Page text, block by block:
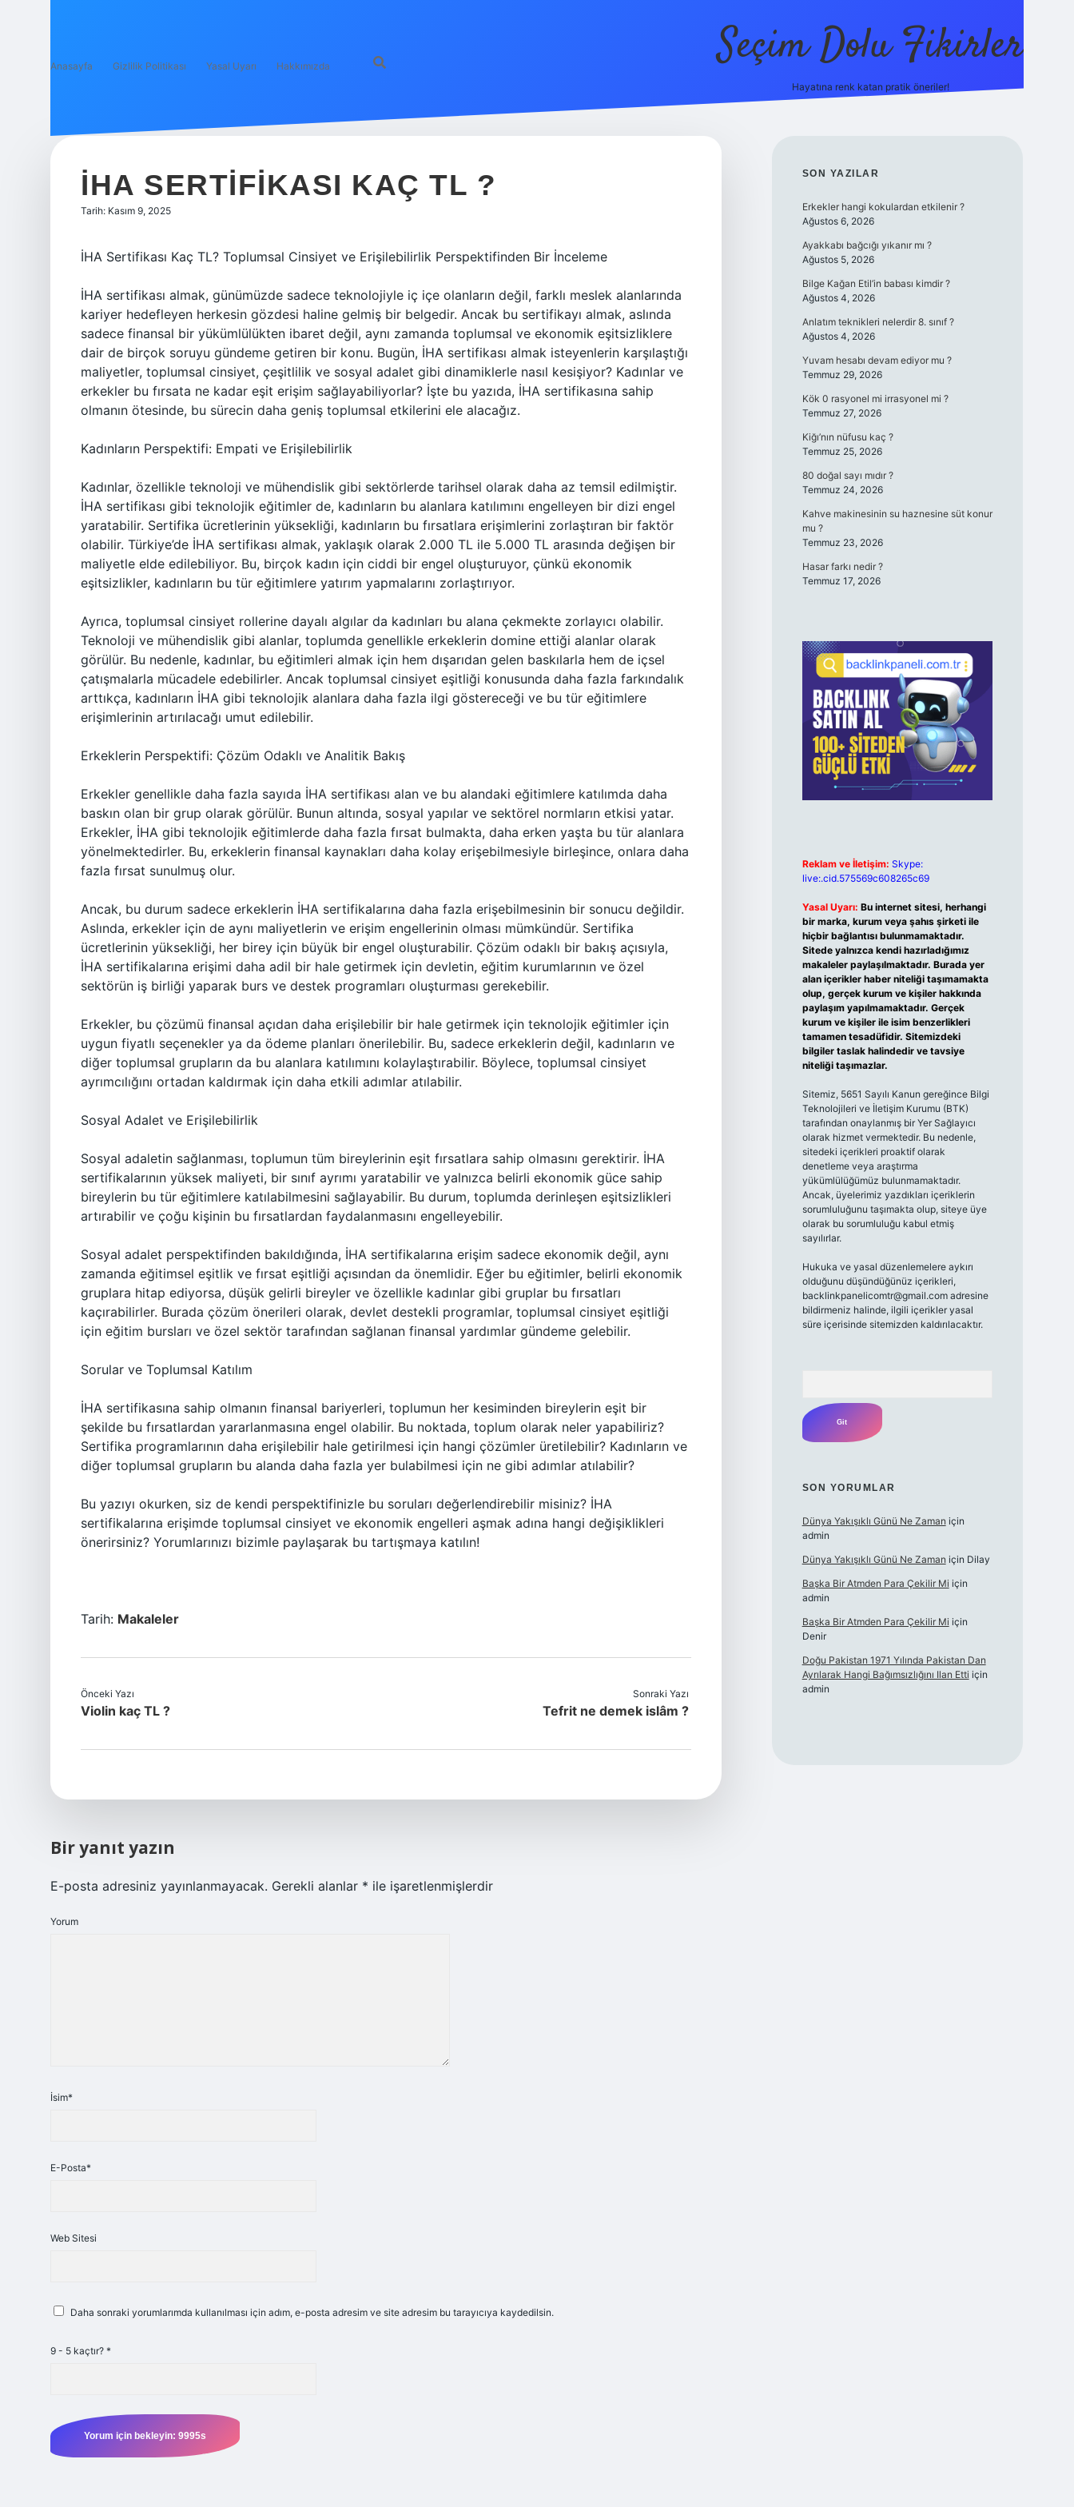
Anasayfa Gizlilik Politikası Yasal Uyarı Hakkımızda Seçim Dolu Fikirler
Hayatına renk katan pratik öneriler!
İHA SERTIFIKASI KAÇ TL ?
Tarih: Kasım 9, 2025
İHA Sertifikası Kaç TL? Toplumsal Cinsiyet ve Erişilebilirlik Perspektifinden Bir İnceleme
İHA sertifikası almak, günümüzde sadece teknolojiyle iç içe olanların değil, farklı meslek alanlarında
kariyer hedefleyen herkesin gözdesi haline gelmiş bir belgedir. Ancak bu sertifikayı almak, aslında
sadece finansal bir yükümlülükten ibaret değil, aynı zamanda toplumsal ve ekonomik eşitsizliklere
dair de birçok soruyu gündeme getiren bir konu. Bugün, İHA sertifikası almak isteyenlerin karşılaştığı
maliyetler, toplumsal cinsiyet, çeşitlilik ve sosyal adalet gibi dinamiklerle nasıl kesişiyor? Kadınlar ve
erkekler bu fırsata ne kadar eşit erişim sağlayabiliyorlar? İşte bu yazıda, İHA sertifikasına sahip
olmanın ötesinde, bu sürecin daha geniş toplumsal etkilerini ele alacağız.
Kadınların Perspektifi: Empati ve Erişilebilirlik
Kadınlar, özellikle teknoloji ve mühendislik gibi sektörlerde tarihsel olarak daha az temsil edilmiştir.
İHA sertifikası gibi teknolojik eğitimler de, kadınların bu alanlara katılımını engelleyen bir dizi engel
yaratabilir. Sertifika ücretlerinin yüksekliği, kadınların bu fırsatlara erişimlerini zorlaştıran bir faktör
olabilir. Türkiye’de İHA sertifikası almak, yaklaşık olarak 2.000 TL ile 5.000 TL arasında değişen bir
maliyetle elde edilebiliyor. Bu, birçok kadın için ciddi bir engel oluşturuyor, çünkü ekonomik
eşitsizlikler, kadınların bu tür eğitimlere yatırım yapmalarını zorlaştırıyor.
Ayrıca, toplumsal cinsiyet rollerine dayalı algılar da kadınları bu alana çekmekte zorlayıcı olabilir.
Teknoloji ve mühendislik gibi alanlar, toplumda genellikle erkeklerin domine ettiği alanlar olarak
görülür. Bu nedenle, kadınlar, bu eğitimleri almak için hem dışarıdan gelen baskılarla hem de içsel
çatışmalarla mücadele edebilirler. Ancak toplumsal cinsiyet eşitliği konusunda daha fazla farkındalık
arttıkça, kadınların İHA gibi teknolojik alanlara daha fazla ilgi göstereceği ve bu tür eğitimlere
erişimlerinin artırılacağı umut edilebilir.
Erkeklerin Perspektifi: Çözüm Odaklı ve Analitik Bakış
Erkekler genellikle daha fazla sayıda İHA sertifikası alan ve bu alandaki eğitimlere katılımda daha
baskın olan bir grup olarak görülür. Bunun altında, sosyal yapılar ve sektörel normların etkisi yatar.
Erkekler, İHA gibi teknolojik eğitimlerde daha fazla fırsat bulmakta, daha erken yaşta bu tür alanlara
yönelmektedirler. Bu, erkeklerin finansal kaynakları daha kolay erişebilmesiyle birleşince, onlara daha
fazla fırsat sunulmuş olur.
Ancak, bu durum sadece erkeklerin İHA sertifikalarına daha fazla erişebilmesinin bir sonucu değildir.
Aslında, erkekler için de aynı maliyetlerin ve erişim engellerinin olması mümkündür. Sertifika
ücretlerinin yüksekliği, her birey için büyük bir engel oluşturabilir. Çözüm odaklı bir bakış açısıyla,
İHA sertifikalarına erişimi daha adil bir hale getirmek için devletin, eğitim kurumlarının ve özel
sektörün iş birliği yaparak burs ve destek programları oluşturması gerekebilir.
Erkekler, bu çözümü finansal açıdan daha erişilebilir bir hale getirmek için teknolojik eğitimler için
uygun fiyatlı seçenekler ya da ödeme planları önerilebilir. Bu, sadece erkeklerin değil, kadınların ve
diğer toplumsal grupların da bu alanlara katılımını kolaylaştırabilir. Böylece, toplumsal cinsiyet
ayrımcılığını ortadan kaldırmak için daha etkili adımlar atılabilir.
Sosyal Adalet ve Erişilebilirlik
Sosyal adaletin sağlanması, toplumun tüm bireylerinin eşit fırsatlara sahip olmasını gerektirir. İHA
sertifikalarının yüksek maliyeti, bir sınıf ayrımı yaratabilir ve yalnızca belirli ekonomik güce sahip
bireylerin bu tür eğitimlere katılabilmesini sağlayabilir. Bu durum, toplumda derinleşen eşitsizlikleri
artırabilir ve çoğu kişinin bu fırsatlardan faydalanmasını engelleyebilir.
Sosyal adalet perspektifinden bakıldığında, İHA sertifikalarına erişim sadece ekonomik değil, aynı
zamanda eğitimsel eşitlik ve fırsat eşitliği açısından da önemlidir. Eğer bu eğitimler, belirli ekonomik
gruplara hitap ediyorsa, düşük gelirli bireyler ve özellikle kadınlar gibi gruplar bu fırsatları
kaçırabilirler. Burada çözüm önerileri olarak, devlet destekli programlar, toplumsal cinsiyet eşitliği
için eğitim bursları ve özel sektör tarafından sağlanan finansal yardımlar gündeme gelebilir.
Sorular ve Toplumsal Katılım
İHA sertifikasına sahip olmanın finansal bariyerleri, toplumun her kesiminden bireylerin eşit bir
şekilde bu fırsatlardan yararlanmasına engel olabilir. Bu noktada, toplum olarak neler yapabiliriz?
Sertifika programlarının daha erişilebilir hale getirilmesi için hangi çözümler üretilebilir? Kadınların ve
diğer toplumsal grupların bu alanda daha fazla yer bulabilmesi için ne gibi adımlar atılabilir?
Bu yazıyı okurken, siz de kendi perspektifinizle bu soruları değerlendirebilir misiniz? İHA
sertifikalarına erişimde toplumsal cinsiyet ve ekonomik engelleri aşmak adına hangi değişiklikleri
önerirsiniz? Yorumlarınızı bizimle paylaşarak bu tartışmaya katılın!
Tarih: Makaleler
Önceki Yazı
Violin kaç TL ?
Sonraki Yazı
Tefrit ne demek islâm ?
Bir yanıt yazın
E-posta adresiniz yayınlanmayacak. Gerekli alanlar * ile işaretlenmişlerdir
Yorum
İsim*
E-Posta*
Web Sitesi
Daha sonraki yorumlarımda kullanılması için adım, e-posta adresim ve site adresim bu tarayıcıya kaydedilsin.
9 - 5 kaçtır? *
SIDEBAR
SON YAZILAR
Erkekler hangi kokulardan etkilenir ?
Ağustos 6, 2026
Ayakkabı bağcığı yıkanır mı ?
Ağustos 5, 2026
Bilge Kağan Etil’in babası kimdir ?
Ağustos 4, 2026
Anlatım teknikleri nelerdir 8. sınıf ?
Ağustos 4, 2026
Yuvam hesabı devam ediyor mu ?
Temmuz 29, 2026
Kök 0 rasyonel mi irrasyonel mi ?
Temmuz 27, 2026
Kiğı’nın nüfusu kaç ?
Temmuz 25, 2026
80 doğal sayı mıdır ?
Temmuz 24, 2026
Kahve makinesinin su haznesine süt konur
mu ?
Temmuz 23, 2026
Hasar farkı nedir ?
Temmuz 17, 2026
Reklam ve İletişim: Skype:
live:.cid.575569c608265c69
Yasal Uyarı: Bu internet sitesi, herhangi
bir marka, kurum veya şahıs şirketi ile
hiçbir bağlantısı bulunmamaktadır.
Sitede yalnızca kendi hazırladığımız
makaleler paylaşılmaktadır. Burada yer
alan içerikler haber niteliği taşımamakta
olup, gerçek kurum ve kişiler hakkında
paylaşım yapılmamaktadır. Gerçek
kurum ve kişiler ile isim benzerlikleri
tamamen tesadüfidir. Sitemizdeki
bilgiler taslak halindedir ve tavsiye
niteliği taşımazlar.
Sitemiz, 5651 Sayılı Kanun gereğince Bilgi
Teknolojileri ve İletişim Kurumu (BTK)
tarafından onaylanmış bir Yer Sağlayıcı
olarak hizmet vermektedir. Bu nedenle,
sitedeki içerikleri proaktif olarak
denetleme veya araştırma
yükümlülüğümüz bulunmamaktadır.
Ancak, üyelerimiz yazdıkları içeriklerin
sorumluluğunu taşımakta olup, siteye üye
olarak bu sorumluluğu kabul etmiş
sayılırlar.
Hukuka ve yasal düzenlemelere aykırı
olduğunu düşündüğünüz içerikleri,
backlinkpanelicomtr@gmail.comadresine
bildirmeniz halinde, ilgili içerikler yasal
süre içerisinde sitemizden kaldırılacaktır.
SON YORUMLAR
Dünya Yakışıklı Günü Ne Zaman için
admin
Dünya Yakışıklı Günü Ne Zaman için Dilay
Başka Bir Atmden Para Çekilir Mi için
admin
Başka Bir Atmden Para Çekilir Mi için
Denir
Doğu Pakistan 1971 Yılında Pakistan Dan
Ayrılarak Hangi Bağımsızlığını Ilan Etti için
admin